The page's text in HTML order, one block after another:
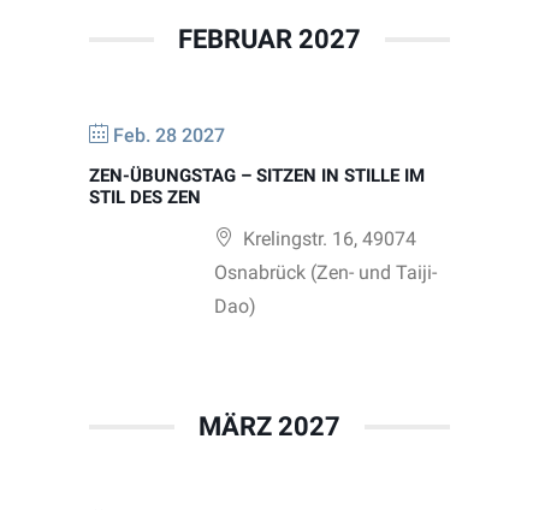
FEBRUAR 2027
Feb. 28 2027
ZEN-ÜBUNGSTAG – SITZEN IN STILLE IM
STIL DES ZEN
Krelingstr. 16, 49074
Osnabrück (Zen- und Taiji-
Dao)
MÄRZ 2027